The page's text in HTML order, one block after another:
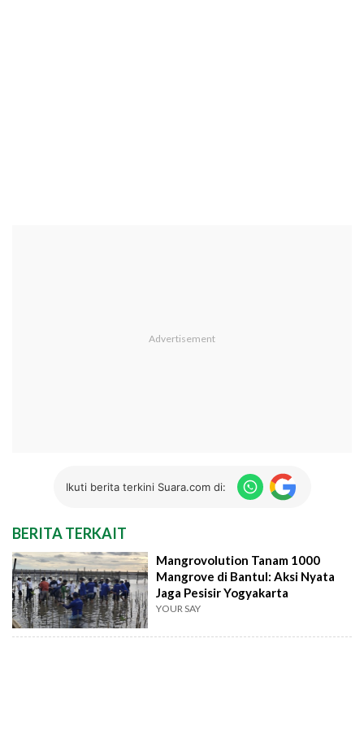
Ikuti berita terkini Suara.com di:
BERITA TERKAIT
Mangrovolution Tanam 1000
Mangrove di Bantul: Aksi Nyata
Jaga Pesisir Yogyakarta
YOUR SAY